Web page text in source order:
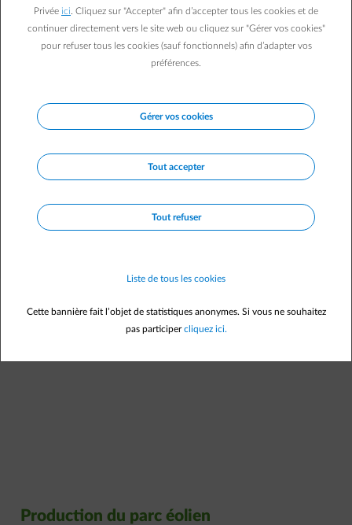
Description
Le parc éolien de Soignies se situe le long de la Route nationale
sa, un partenariat entre ENGIE et des intercommunales
wallonnes.
Production du parc éolien
Privée ici . Cliquez sur "Accepter" afin d’accepter tous les cookies et de
continuer directement vers le site web ou cliquez sur "Gérer vos cookies"
pour refuser tous les cookies (sauf fonctionnels) afin d’adapter vos
préférences.
Gérer vos cookies
Tout accepter
Tout refuser
Liste de tous les cookies
Cette bannière fait l’objet de statistiques anonymes. Si vous ne souhaitez
pas participercliquez ici.